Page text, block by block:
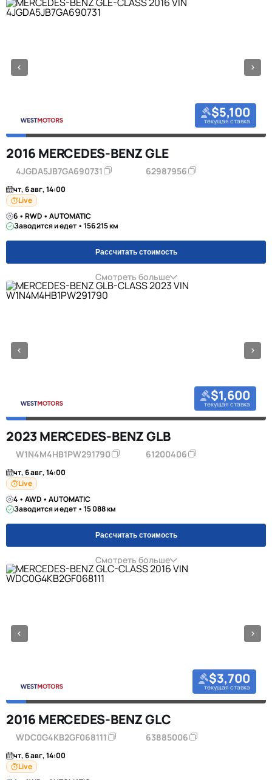
$5,100
текущая ставка
2016 MERCEDES-BENZ GLE
4JGDA5JB7GA690731 62987956
чт, 6 авг, 14:00
Live
6 • RWD • AUTOMATIC
Заводится и едет • 156 215 км
Рассчитать стоимость
Смотреть больше
$1,600
текущая ставка
2023 MERCEDES-BENZ GLB
W1N4M4HB1PW291790 61200406
чт, 6 авг, 14:00
Live
4 • AWD • AUTOMATIC
Заводится и едет • 15 088 км
Рассчитать стоимость
Смотреть больше
$3,700
текущая ставка
2016 MERCEDES-BENZ GLC
WDC0G4KB2GF068111 63885006
чт, 6 авг, 14:00
Live